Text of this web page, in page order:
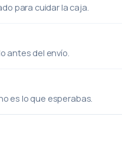
para cuidar la caja.
antes del envío.
es lo que esperabas.